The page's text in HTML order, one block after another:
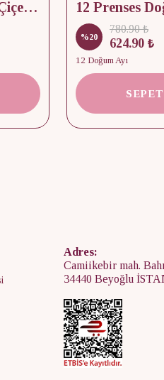
12 Prenses Doğum Ayı Çiçek & Taş 925 Gümüş Kolye
%20
780.90 ₺
624.90 ₺
12 Doğum Ayı
Adres:
Camiikebir mah.
34440 Beyoğlu